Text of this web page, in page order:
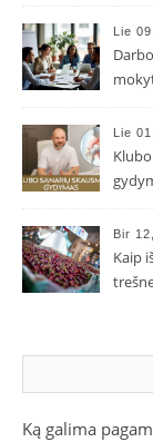
Lie
Lie
Bir
Kaip
Ką galima